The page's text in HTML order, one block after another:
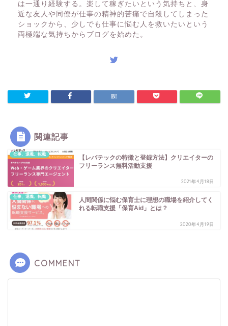
は一通り経験する。楽して稼ぎたいという気持ちと、身
近な友人や同僚が仕事の精神的苦痛で自殺してしまった
ショックから、少しでも仕事に悩む人を救いたいという
両極端な気持ちからブログを始めた。
関連記事
仕事、退職、転職
【レバテックの特徴と登録方法】クリエイターの
フリーランス無料活動支援
2021年4月18日
仕事、退職、転職
人間関係に悩む保育士に理想の職場を紹介してく
れる転職支援「保育Aid」とは？
2020年4月19日
COMMENT